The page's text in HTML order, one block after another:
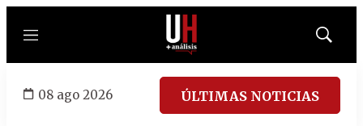
Menú
Mostrar
08 ago 2026 ÚLTIMAS NOTICIAS